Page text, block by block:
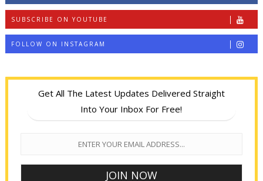
SUBSCRIBE ON YOUTUBE
FOLLOW ON INSTAGRAM
Get All The Latest Updates Delivered Straight
Into Your Inbox For Free!